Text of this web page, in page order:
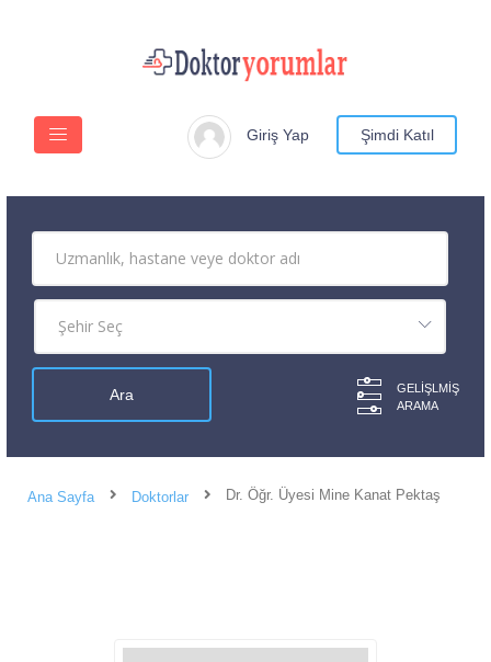
Giriş Yap Şimdi Katıl
GELIŞLMIŞ
ARAMA
Ana Sayfa Doktorlar Dr. Öğr. Üyesi Mine Kanat Pektaş